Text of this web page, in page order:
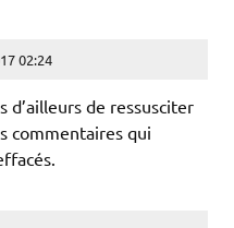
02:24
d’ailleurs de ressusciter
commentaires qui